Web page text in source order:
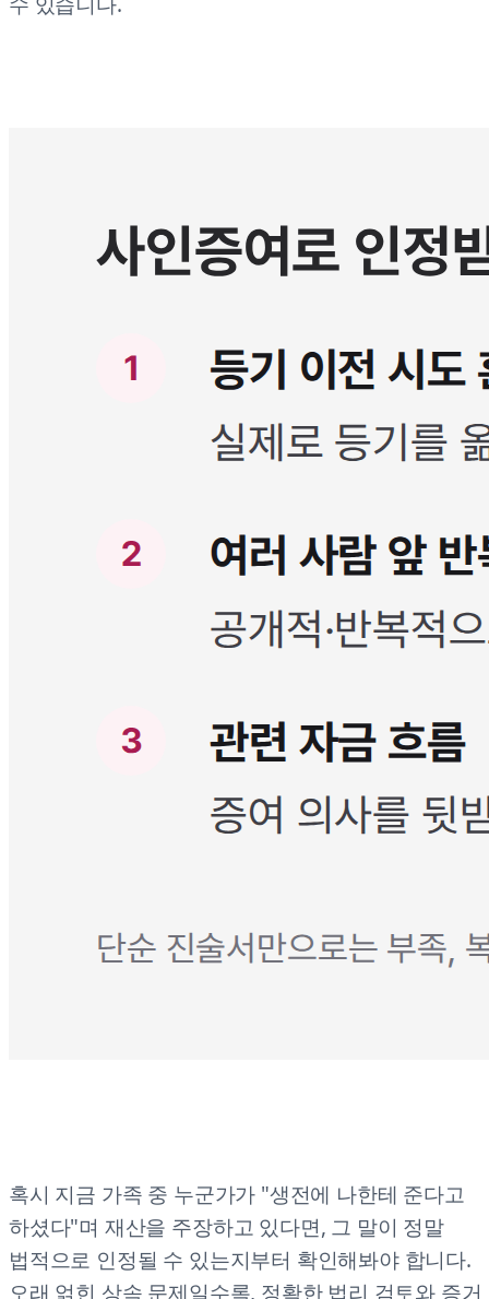
혹시 지금 가족 중 누군가가 "생전에 나한테 준다고
하셨다"며 재산을 주장하고 있다면, 그 말이 정말
법적으로 인정될 수 있는지부터 확인해봐야 합니다.
오래 얽힌 상속 문제일수록, 정확한 법리 검토와 증거